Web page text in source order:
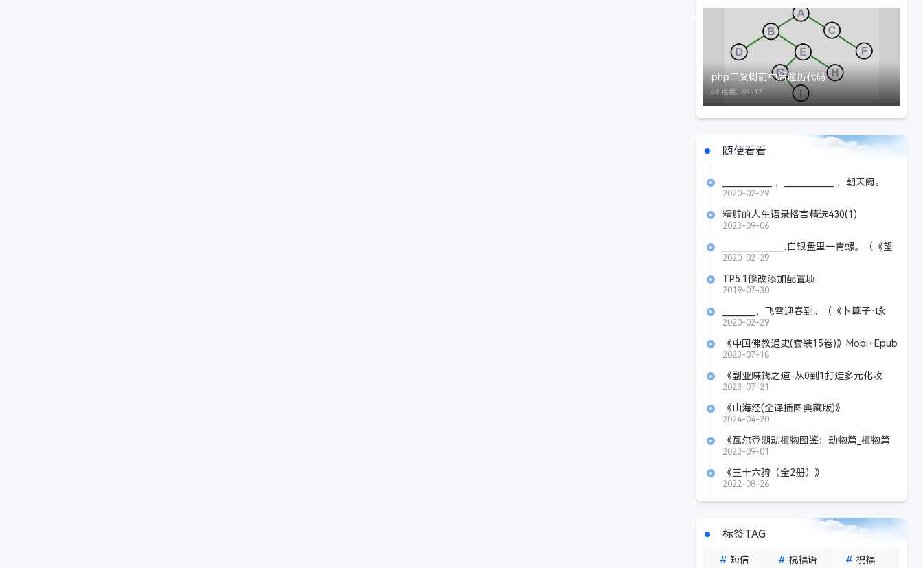
php二叉树前中后遍历代码
63 点赞， 04-17
随便看看
____________ ，____________ ，朝天阙。
（《满江红》 岳飞）
2020-02-29
精辟的人生语录格言精选430(1)
2023-09-06
_______________,白银盘里一青螺。（《望
洞庭》 刘禹锡）
2020-02-29
TP5.1修改添加配置项
2019-07-30
________，飞雪迎春到。（《卜算子·咏
梅》毛泽东）
2020-02-29
《中国佛教通史(套装15卷)》Mobi+Epub
2023-07-18
《副业赚钱之道-从0到1打造多元化收
入》Azw3+Mobi+Epub
2023-07-21
《山海经(全译插图典藏版)》
Azw3+Epub+Mobi+Pdf
2024-04-20
《瓦尔登湖动植物图鉴：动物篇_植物篇
（2册）》Azw3+Epub+Mobi+Pdf
2023-09-01
《三十六骑（全2册）》
Azw3+Mobi+Epub+Pdf
2022-08-26
标签TAG
# 短信 # 祝福语 # 祝福